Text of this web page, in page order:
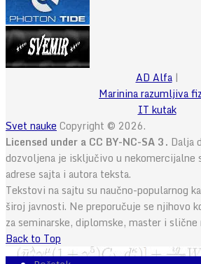
AD Alfa|
Marinina razumljiva
IT kutak
Svet nauke Copyright © 2026.
Licensed under a CC BY-NC-SA 3. Dalja
dozvoljena je isključivo u nekomercijalne
adrese sajta i autora teksta.
Tekstovi na sajtu su naučno-popularnog
široj javnosti. Ne preporučuje se njihovo
za seminarske, diplomske, master i
Back to Top